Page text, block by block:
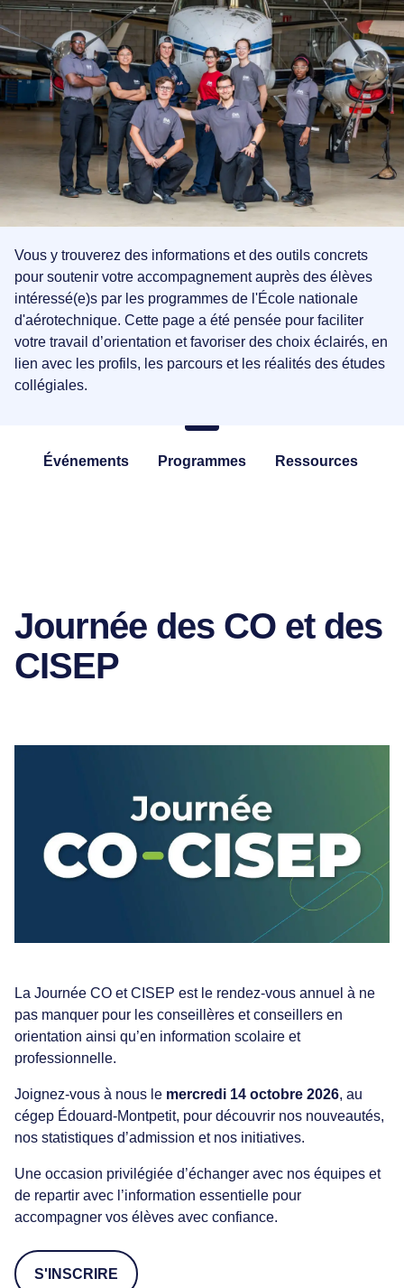
Espace employés/étudiants
Carrière
Services aux entreprises
Le Cégep
Lynx
des avions et des
officielle
l'ÉNA
Technology
générale
et frais
nos installations
Vous y trouverez des informations et des outils concrets
pour soutenir votre accompagnement auprès des élèves
intéressé(e)s par les programmes de l'École nationale
d'aérotechnique. Cette page a été pensée pour faciliter
votre travail d’orientation et favoriser des choix éclairés, en
lien avec les profils, les parcours et les réalités des études
collégiales.
Événements Programmes Ressources
Journée des CO et des
CISEP
La Journée CO et CISEP est le rendez-vous annuel à ne
pas manquer pour les conseillères et conseillers en
orientation ainsi qu’en information scolaire et
professionnelle.
Joignez-vous à nous le mercredi 14 octobre 2026, au
cégep Édouard-Montpetit, pour découvrir nos nouveautés,
nos statistiques d’admission et nos initiatives.
Une occasion privilégiée d’échanger avec nos équipes et
de repartir avec l’information essentielle pour
accompagner vos élèves avec confiance.
S'INSCRIRE